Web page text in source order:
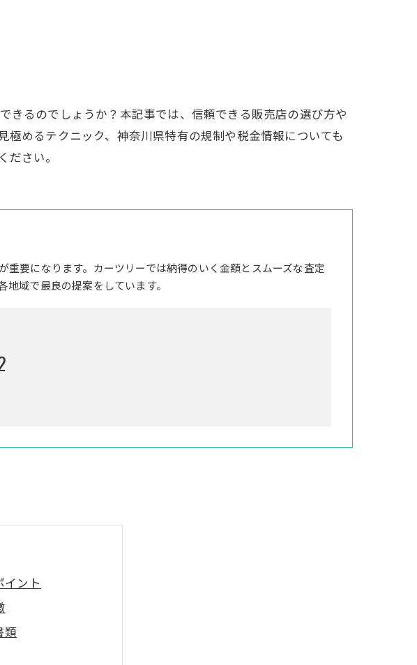
るのでしょうか？本記事では、信頼できる販売店の選び方や
めるテクニック、神奈川県特有の規制や税金情報についても
さい。
要になります。カーツリーでは納得のいく金額とスムーズな査定
域で最良の提案をしています。
ント
類